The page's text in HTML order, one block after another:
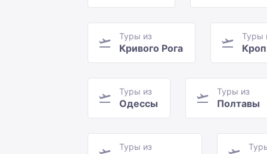
Туры из
Кривого Рога
Туры
Туры из
Одессы
Туры из
Полтавы
Туры из